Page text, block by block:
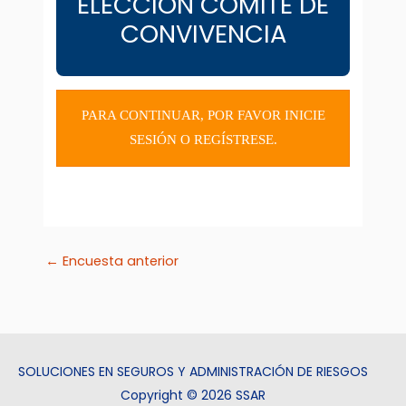
CONVIVENCIA
PARA CONTINUAR, POR FAVOR INICIE
SESIÓNO REGÍSTRESE.
← Encuesta anterior
SOLUCIONES EN SEGUROS Y ADMINISTRACIÓN DE RIESGOS
Copyright © 2026 SSAR